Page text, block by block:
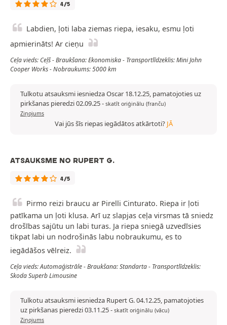
4/5
Labdien, ļoti laba ziemas riepa, iesaku, esmu ļoti
apmierināts! Ar cieņu
Ceļa vieds: Ceļš - Braukšana: Ekonomiska - Transportlīdzeklis: Mini John
Cooper Works - Nobraukums: 5000 km
Tulkotu atsauksmi iesniedza Oscar 18.12.25, pamatojoties uz
pirkšanas pieredzi 02.09.25- skatīt oriģinālu (franču)
Ziņojums
Vai jūs šīs riepas iegādātos atkārtoti? JĀ
ATSAUKSME NO RUPERT G.
4/5
Pirmo reizi braucu ar Pirelli Cinturato. Riepa ir ļoti
patīkama un ļoti klusa. Arī uz slapjas ceļa virsmas tā sniedz
drošības sajūtu un labi turas. Ja riepa sniegā uzvedīsies
tikpat labi un nodrošinās labu nobraukumu, es to
iegādāšos vēlreiz.
Ceļa vieds: Automaģistrāle - Braukšana: Standarta - Transportlīdzeklis:
Skoda Superb Limousine
Tulkotu atsauksmi iesniedza Rupert G. 04.12.25, pamatojoties
uz pirkšanas pieredzi 03.11.25- skatīt oriģinālu (vācu)
Ziņojums